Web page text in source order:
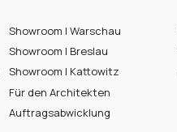
Showroom | Warschau
Showroom | Breslau
Showroom | Kattowitz
Für den Architekten
Auftragsabwicklung